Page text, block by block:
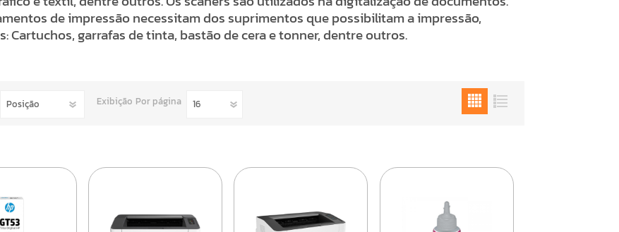
de impressão necessitam dos suprimentos que possibilitam a impressão,
Cartuchos, garrafas de tinta, bastão de cera e tonner, dentre outros.
Exibição Por página